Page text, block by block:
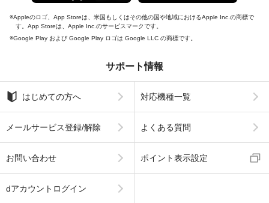
Appleのロゴ、App Storeは、米国もしくはその他の国や地域におけるApple Inc.の商標で
す。App Storeは、Apple Inc.のサービスマークです。
Google Play および Google Play ロゴは Google LLC の商標です。
サポート情報
はじめての方へ 対応機種一覧
メールサービス登録/解除 よくある質問
お問い合わせ ポイント表示設定
dアカウントログイン